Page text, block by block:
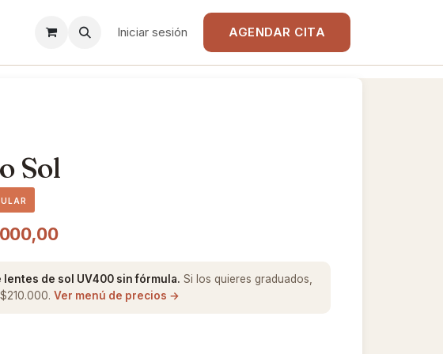
Iniciar sesión AGENDAR CITA
Sol
lentes de sol UV400 sin fórmula. Si los quieres graduados,
Ver menú de precios →